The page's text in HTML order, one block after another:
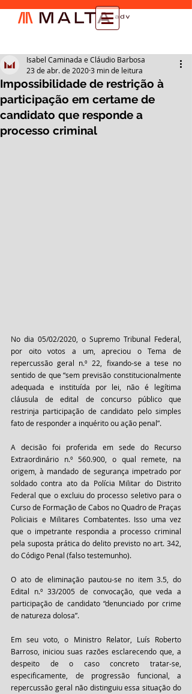
Impossibilidade de restrição à
participação em certame de
candidato que responde a
processo criminal
Isabel Caminada e Cláudio Barbosa
23 de abr. de 20203 min de leitura
No dia 05/02/2020, o Supremo Tribunal Federal,
por oito votos a um, apreciou o Tema de
repercussão geral n.º 22, fixando-se a tese no
sentido de que “sem previsão constitucionalmente
adequada e instituída por lei, não é legítima
cláusula de edital de concurso público que
restrinja participação de candidato pelo simples
fato de responder a inquérito ou ação penal”.
A decisão foi proferida em sede do Recurso
Extraordinário n.º 560.900, o qual remete, na
origem, à mandado de segurança impetrado por
soldado contra ato da Polícia Militar do Distrito
Federal que o excluiu do processo seletivo para o
Curso de Formação de Cabos no Quadro de Praças
Policiais e Militares Combatentes. Isso uma vez
que o impetrante respondia a processo criminal
pela suposta prática do delito previsto no art. 342,
do Código Penal (falso testemunho).
O ato de eliminação pautou-se no item 3.5, do
Edital n.º 33/2005 de convocação, que veda a
participação de candidato “denunciado por crime
de natureza dolosa”.
Em seu voto, o Ministro Relator, Luís Roberto
Barroso, iniciou suas razões esclarecendo que, a
despeito de o caso concreto tratar-se,
especificamente, de progressão funcional, a
repercussão geral não distinguiu essa situação do